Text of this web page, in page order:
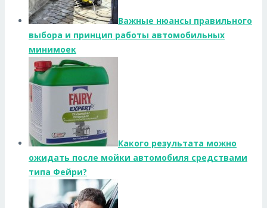
Важные нюансы правильного
выбора и принцип работы автомобильных
минимоек
Какого результата можно
ожидать после мойки автомобиля средствами
типа Фейри?